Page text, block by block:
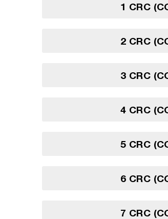
1 CRC
2 CRC
3 CRC
4 CRC
5 CRC
6 CRC
7 CRC